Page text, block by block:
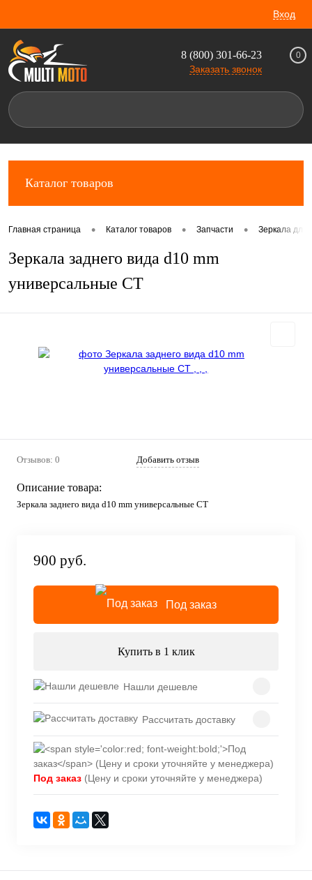
Вход
8 (800) 301-66-23
Заказать звонок
0
Каталог товаров
Главная страница • Каталог товаров • Запчасти • Зеркала для
Зеркала заднего вида d10 mm
универсальные CT
Отзывов: 0 Добавить отзыв
Описание товара:
Зеркала заднего вида d10 mm универсальные CT
900 руб.
Под заказ
Купить в 1 клик
Нашли дешевле
Рассчитать доставку
Под заказ (Цену и сроки уточняйте у менеджера)